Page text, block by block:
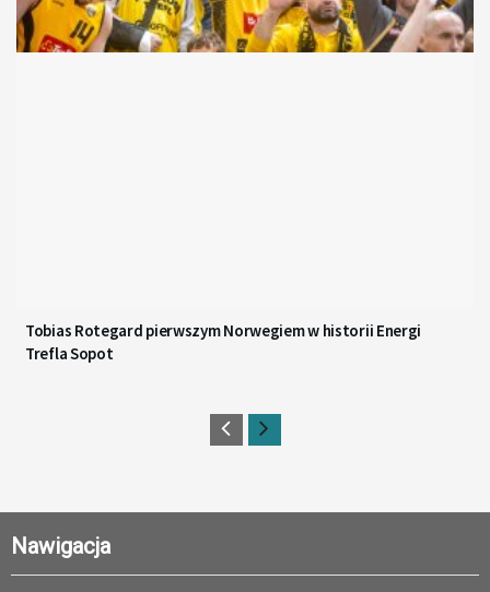
Tobias Rotegard pierwszym Norwegiem w historii Energi
Trefla Sopot
Nawigacja